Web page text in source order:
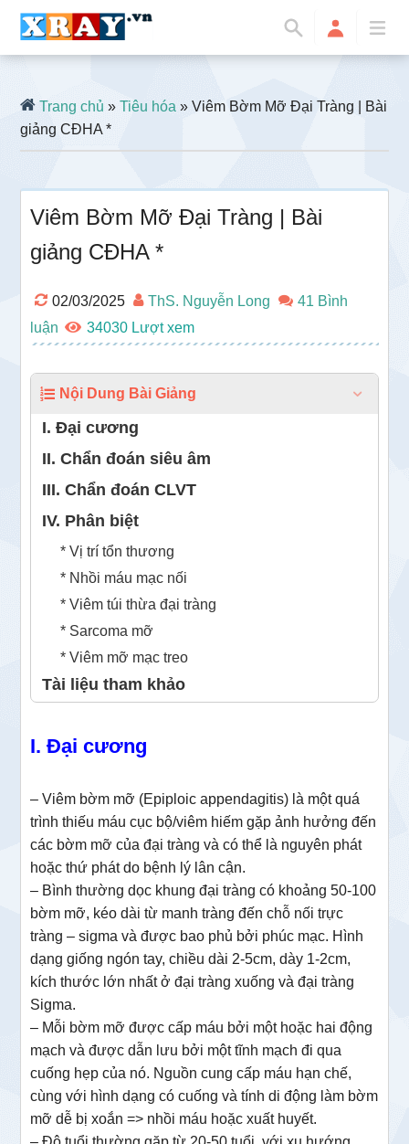
Trang chủ »Tiêu hóa » Viêm Bờm Mỡ Đại Tràng | Bài
giảng CĐHA *
Viêm Bờm Mỡ Đại Tràng | Bài
giảng CĐHA *
02/03/2025 ThS. Nguyễn Long
41 Bình
luận
34030
Nội Dung Bài Giảng
I. Đại cương
II. Chẩn đoán siêu âm
III. Chẩn đoán CLVT
IV. Phân biệt
* Vị trí tổn thương
* Nhồi máu mạc nối
* Viêm túi thừa đại tràng
* Sarcoma mỡ
* Viêm mỡ mạc treo
Tài liệu tham khảo
I. Đại cương
– Viêm bờm mỡ (Epiploic appendagitis) là một quá
trình thiếu máu cục bộ/viêm hiếm gặp ảnh hưởng đến
các bờm mỡ của đại tràng và có thể là nguyên phát
hoặc thứ phát do bệnh lý lân cận.
– Bình thường dọc khung đại tràng có khoảng 50-100
bờm mỡ, kéo dài từ manh tràng đến chỗ nối trực
tràng – sigma và được bao phủ bởi phúc mạc. Hình
dạng giống ngón tay, chiều dài 2-5cm, dày 1-2cm,
kích thước lớn nhất ở đại tràng xuống và đại tràng
Sigma.
– Mỗi bờm mỡ được cấp máu bởi một hoặc hai động
mạch và được dẫn lưu bởi một tĩnh mạch đi qua
cuống hẹp của nó. Nguồn cung cấp máu hạn chế,
cùng với hình dạng có cuống và tính di động làm bờm
mỡ dễ bị xoắn => nhồi máu hoặc xuất huyết.